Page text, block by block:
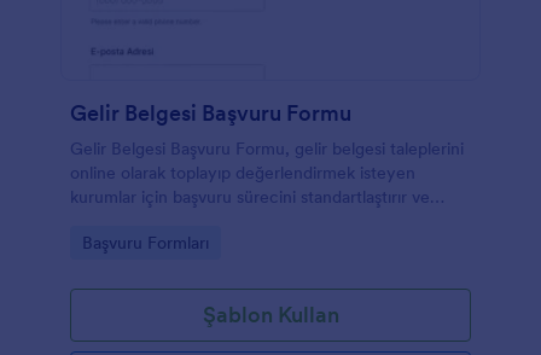
Gelir Belgesi Başvuru Formu
Gelir Belgesi Başvuru Formu, gelir belgesi taleplerini
online olarak toplayıp değerlendirmek isteyen
kurumlar için başvuru sürecini standartlaştırır ve
tek yerde yönetmeyi kolaylaştırır.
Go to Category:
Başvuru Formları
Şablon Kullan